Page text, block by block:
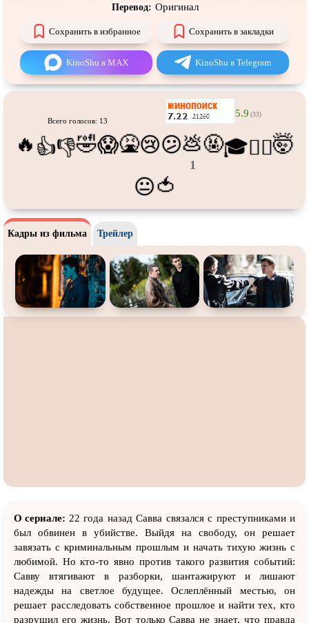
Про танцы
Про тюрьму Про футбол
Про хакеров Про хоккей и
фигурное
катание
Про шпионов
Про Юристов иАдвокатов
Режиссёрская версия
Роуд-муви Сверхспособности
Ситком Слэшер
Сцены с
Турецкий сериал Чёрная комедия
Экранизация
Перевод: Оригинал
Сохранить в избранное Сохранить в закладки
KinoShu в MAX KinoShu в Telegram
Всего голосов: 13
5.9 (33)
🔥 👍👎🤣😱🤮😢😕💩
1
🤬🎓😵‍💫🤯
😐🍅
Кадры из фильма Трейлер
О сериале: 22 года назад Савва связался с преступниками и
был обвинен в убийстве. Выйдя на свободу, он решает
завязать с криминальным прошлым и начать тихую жизнь с
любимой. Но кто-то явно против такого развития событий:
Савву втягивают в разборки, шантажируют и лишают
надежды на светлое будущее. Ослеплённый местью, он
решает расследовать собственное прошлое и найти тех, кто
разрушил его жизнь. Вот только Савва не знает, что правда